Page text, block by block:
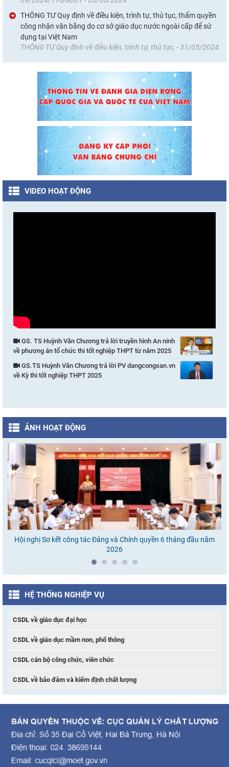
THÔNG TƯ Quy định về điều kiện, trình tự, thủ tục, thẩm quyền
công nhận văn bằng do cơ sở giáo dục nước ngoài cấp để sử
dụng tại Việt Nam
THÔNG TƯ Quy định về điều kiện, trình tự, thủ tục, - 31/05/2024
VIDEO HOẠT ĐỘNG
GS. TS Huỳnh Văn Chương trả lời truyền hình An ninh
về phương án tổ chức thi tốt nghiệp THPT từ năm 2025
GS.TS Huỳnh Văn Chương trả lời PV dangcongsan.vn
về Kỳ thi tốt nghiệp THPT 2025
ẢNH HOẠT ĐỘNG
Hội nghị Sơ kết công tác Đảng và Chính quyền 6 tháng đầu năm
2026
HỆ THỐNG NGHIỆP VỤ
CSDL về giáo dục đại học
CSDL về giáo dục mầm non, phổ thông
CSDL cán bộ công chức, viên chức
CSDL về bảo đảm và kiểm định chất lượng